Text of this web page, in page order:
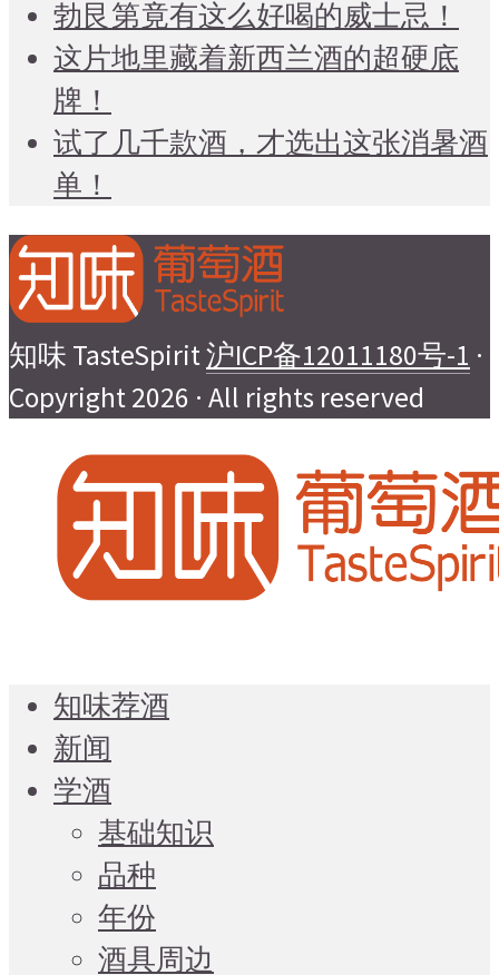
勃艮第竟有这么好喝的威士忌！
这片地里藏着新西兰酒的超硬底
牌！
试了几千款酒，才选出这张消暑酒
单！
知味 TasteSpirit沪ICP备12011180号-1 ·
Copyright 2026 · All rights reserved
知味荐酒
新闻
学酒
基础知识
品种
年份
酒具周边